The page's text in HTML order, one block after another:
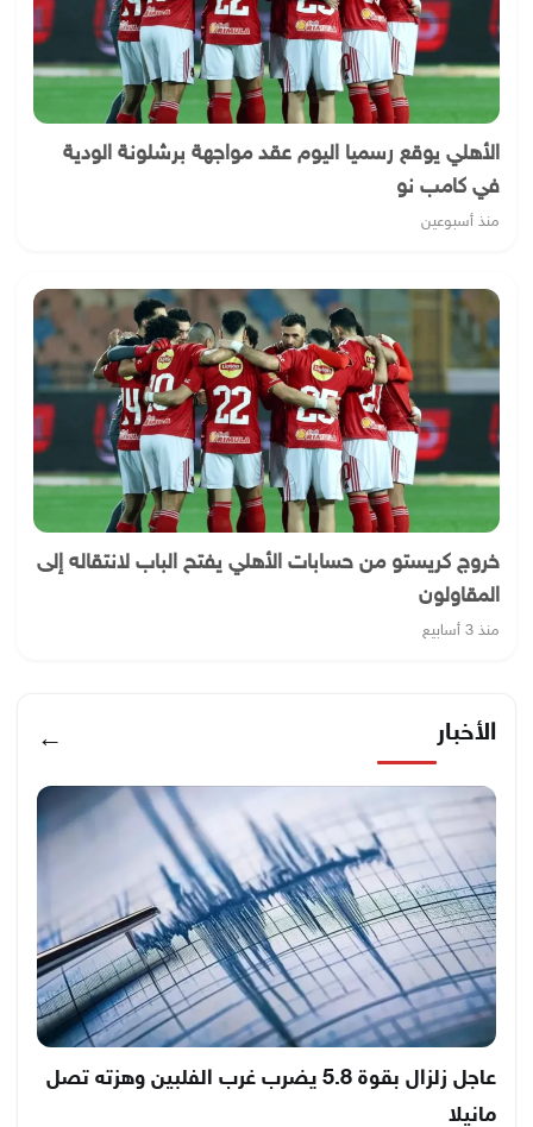
الأهلي يوقع رسميا اليوم عقد مواجهة برشلونة الودية
في كامب نو
منذ أسبوعين
خروج كريستو من حسابات الأهلي يفتح الباب لانتقاله إلى
المقاولون
منذ 3 أسابيع
الأخبار ←
عاجل زلزال بقوة 5.8 يضرب غرب الفلبين وهزته تصل
مانيلا